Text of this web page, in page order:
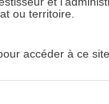
ou territoire.
accéder à ce site